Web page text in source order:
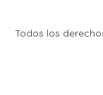
Todos los